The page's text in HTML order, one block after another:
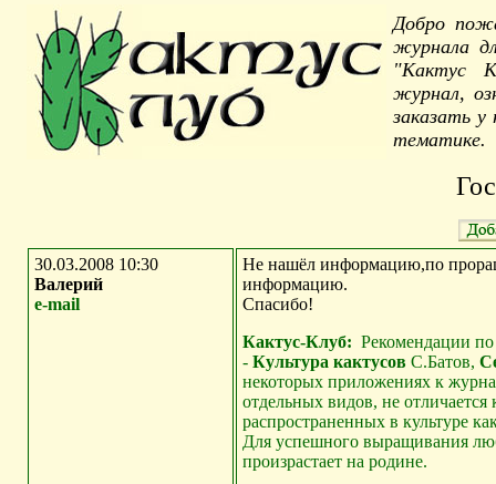
Добро
журнала
"Кактус
журнал,
заказать у
тематике.
30.03.2008 10:30
Валерий
e-mail
Не нашёл информацию,по
информацию.
Спасибо!
Кактус-Клуб: Рекомендации
- Культура кактусов С.Батов,
некоторых приложениях к
отдельных видов, не
распространенных в культуре
Для успешного выращивания
произрастает на родине.